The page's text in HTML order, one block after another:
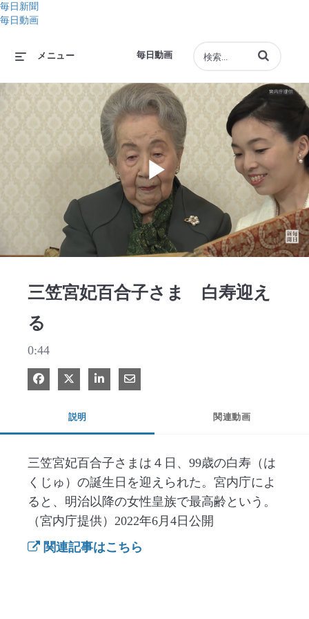
毎日新聞
毎日動画
毎日動画
メニュー 動画の検索語句
Play
三笠宮妃百合子さま 白寿迎え
る
0:44
Facebook で共有
Xで共有する
LinkedIn で共有
電子メールで共有
説明 関連動画
三笠宮妃百合子さまは４日、99歳の白寿（は
くじゅ）の誕生日を迎えられた。宮内庁によ
ると、明治以降の女性皇族で最高齢という。
（宮内庁提供）2022年6月4日公開
関連記事はこちら